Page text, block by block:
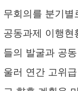
무회의를 분기별
공동과제 이행현
들의 발굴과 공
울러 연간 고위